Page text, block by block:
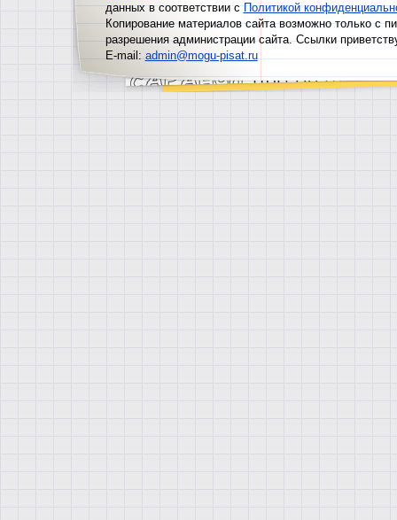
данных в соответствии сПолитикой
Копирование материалов сайта возможно только с
разрешения администрации сайта. Ссылки
E-mail:admin@mogu-pisat.ru